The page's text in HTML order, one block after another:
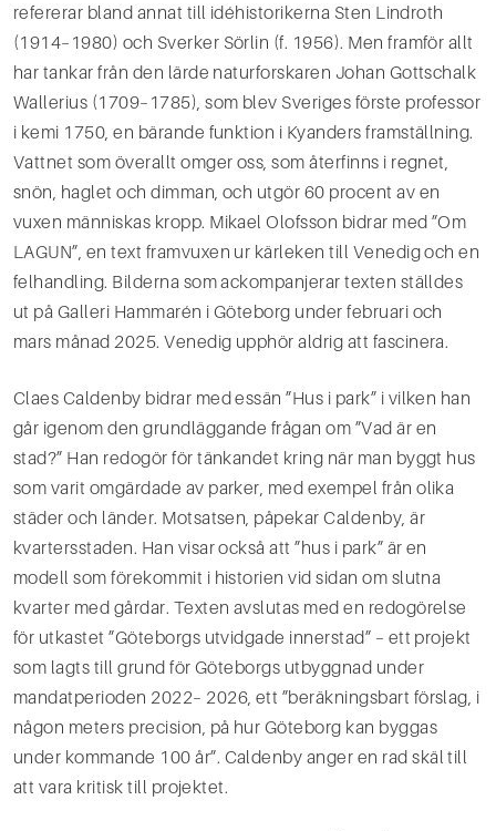
refererar bland annat till idéhistorikerna Sten Lindroth
(1914–1980) och Sverker Sörlin (f. 1956). Men framför allt
har tankar från den lärde naturforskaren Johan Gottschalk
Wallerius (1709–1785), som blev Sveriges förste professor
i kemi 1750, en bärande funktion i Kyanders framställning.
Vattnet som överallt omger oss, som återfinns i regnet,
snön, haglet och dimman, och utgör 60 procent av en
vuxen människas kropp. Mikael Olofsson bidrar med ”Om
LAGUN”, en text framvuxen ur kärleken till Venedig och en
felhandling. Bilderna som ackompanjerar texten ställdes
ut på Galleri Hammarén i Göteborg under februari och
mars månad 2025. Venedig upphör aldrig att fascinera.
Claes Caldenby bidrar med essän ”Hus i park” i vilken han
går igenom den grundläggande frågan om ”Vad är en
stad?” Han redogör för tänkandet kring när man byggt hus
som varit omgärdade av parker, med exempel från olika
städer och länder. Motsatsen, påpekar Caldenby, är
kvartersstaden. Han visar också att ”hus i park” är en
modell som förekommit i historien vid sidan om slutna
kvarter med gårdar. Texten avslutas med en redogörelse
för utkastet ”Göteborgs utvidgade innerstad” – ett projekt
som lagts till grund för Göteborgs utbyggnad under
mandatperioden 2022– 2026, ett ”beräkningsbart förslag, i
någon meters precision, på hur Göteborg kan byggas
under kommande 100 år”. Caldenby anger en rad skäl till
att vara kritisk till projektet.